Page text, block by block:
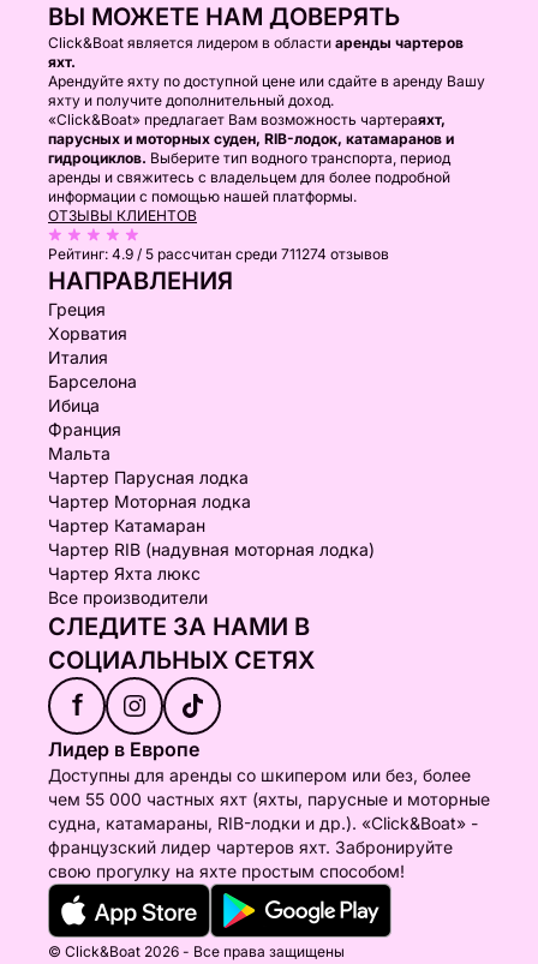
ВЫ МОЖЕТЕ НАМ ДОВЕРЯТЬ
Click&Boat является лидером в области аренды чартеров
яхт.
Арендуйте яхту по доступной цене или сдайте в аренду Вашу
яхту и получите дополнительный доход.
«Click&Boat» предлагает Вам возможность чартераяхт,
парусных и моторных суден, RIB-лодок, катамаранов и
гидроциклов. Выберите тип водного транспорта, период
аренды и свяжитесь с владельцем для более подробной
информации с помощью нашей платформы.
ОТЗЫВЫ КЛИЕНТОВ
Рейтинг: 4.9 / 5 рассчитан среди 711274 отзывов
НАПРАВЛЕНИЯ
Греция
Хорватия
Италия
Барселона
Ибица
Франция
Мальта
Чартер Парусная лодка
Чартер Моторная лодка
Чартер Катамаран
Чартер RIB (надувная моторная лодка)
Чартер Яхта люкс
Все производители
СЛЕДИТЕ ЗА НАМИ В
СОЦИАЛЬНЫХ СЕТЯХ
f
Лидер в Европе
Доступны для аренды со шкипером или без, более
чем 55 000 частных яхт (яхты, парусные и моторные
судна, катамараны, RIB-лодки и др.). «Click&Boat» -
французский лидер чартеров яхт. Забронируйте
свою прогулку на яхте простым способом!
© Click&Boat 2026 - Все права защищены